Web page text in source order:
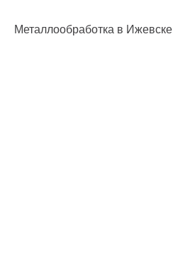
Металлообработка в Ижевске